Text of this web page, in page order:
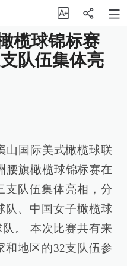
榄球锦标赛
队伍集体亮
山国际美式橄榄球联
腰旗橄榄球锦标赛在
支队伍集体亮相，分
队、中国女子橄榄球
。 本次比赛共有来
和地区的32支队伍参